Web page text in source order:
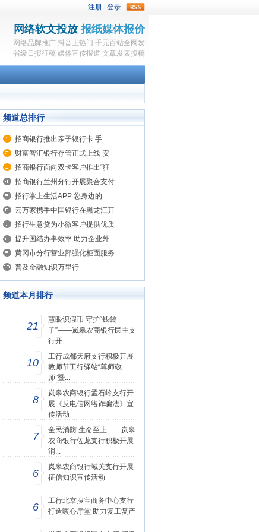
网络软文投放 报纸媒体报价
网络品牌推广 抖音上热门 千元百站全网发
省级日报征稿 媒体宣传报道 文章发表投稿
频道总排行
招商银行推出亲子银行卡 手
财富智汇银行存管正式上线 安
招商银行面向双卡客户推出“狂
招商银行兰州分行开展聚合支付
招行掌上生活APP 您身边的
云万家携手中国银行在黑龙江开
招行生意贷为小微客户提供优质
提升国结办事效率 助力企业外
黄冈市分行营业部强化柜面服务
普及金融知识万里行
频道本月排行
21
慧眼识假币 守护“钱袋
子”——岚皋农商银行民主支
行开...
10
工行成都天府支行积极开展
教师节工行驿站“尊师敬
师”暨...
8
岚皋农商银行孟石岭支行开
展《反电信网络诈骗法》宣
传活动
7
全民消防 生命至上——岚皋
农商银行佐龙支行积极开展
消...
6
岚皋农商银行城关支行开展
征信知识宣传活动
6
工行北京搜宝商务中心支行
打造暖心厅堂 助力复工复产